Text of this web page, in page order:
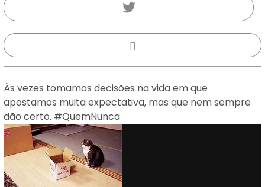
Às vezes tomamos decisões na vida em que
apostamos muita expectativa, mas que nem sempre
dão certo. #QuemNunca